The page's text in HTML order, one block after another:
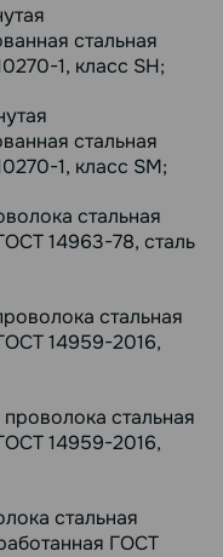
стальная
1, класс SH;
стальная
1, класс SM;
стальная
14963-78, сталь
стальная
14959-2016,
стальная
14959-2016,
стальная
ГОСТ